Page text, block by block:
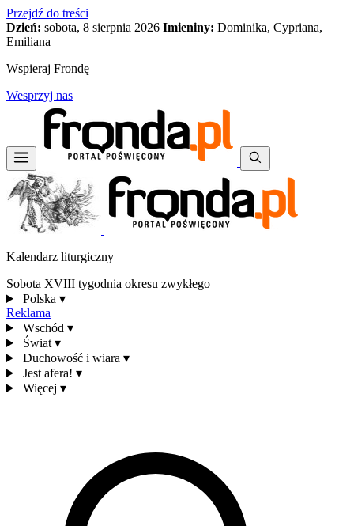
Przejdź do treści
Dzień: sobota, 8 sierpnia 2026 Imieniny: Dominika, Cypriana,
Emiliana
Wspieraj Frondę
Wesprzyj nas
Kalendarz liturgiczny
Sobota XVIII tygodnia okresu zwykłego
Polska ▾
Reklama
Wschód ▾
Świat ▾
Duchowość i wiara ▾
Jest afera! ▾
Więcej ▾